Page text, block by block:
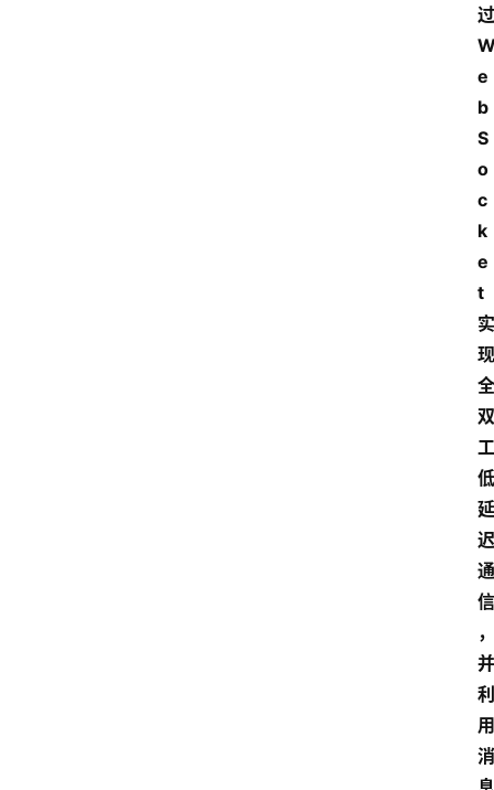
过
e
b
S
o
c
k
e
t
实
现
全
双
工
低
延
迟
通
信
，
并
利
用
消